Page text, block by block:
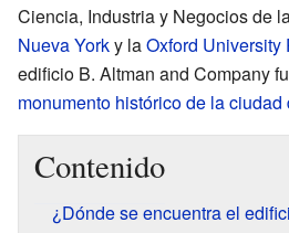
Ciencia, Industria y Negocios de
Nueva Yorky laOxford University
edificio B. Altman and Company
monumento histórico de la ciudad
Contenido
¿Dónde se encuentra el